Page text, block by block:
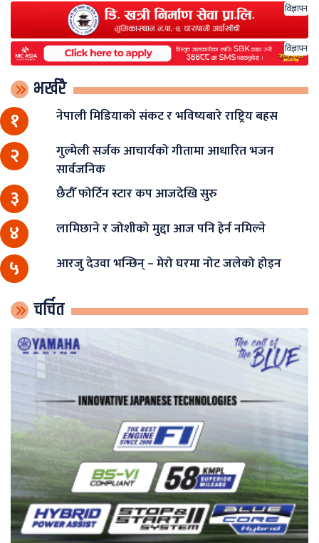
विज्ञापन
विज्ञापन
भर्खरै
१ नेपाली मिडियाको संकट र भविष्यबारे राष्ट्रिय बहस
२
गुल्मेली सर्जक आचार्यको गीतामा आधारित भजन
सार्वजनिक
३ छैटौँ फोर्टिन स्टार कप आजदेखि सुरु
४ लामिछाने र जोशीको मुद्दा आज पनि हेर्न नमिल्ने
५ आरजु देउवा भन्छिन् – मेरो घरमा नोट जलेको होइन
चर्चित